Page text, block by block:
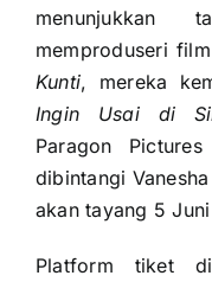
menunjukkan
memproduseri
Kunti, mereka
Ingin Usai di
Paragon
dibintangi
akan tayang 5
Platform tiket